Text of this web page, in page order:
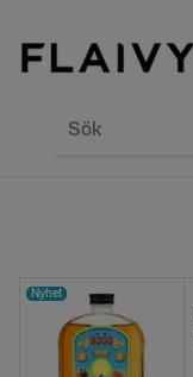
Sök
Nyhet